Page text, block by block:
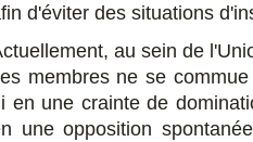
d'éviter des situations
au sein de
membres ne se
en une crainte de
une opposition